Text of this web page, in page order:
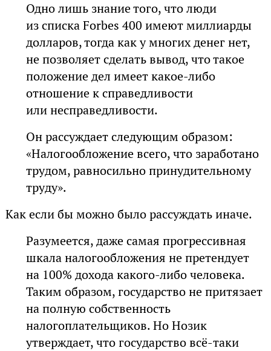
Одно лишь знание того, что люди
из списка Forbes 400 имеют миллиарды
долларов, тогда как у многих денег нет,
не позволяет сделать вывод, что такое
положение дел имеет какое-либо
отношение к справедливости
или несправедливости.
Он рассуждает следующим образом:
«Налогообложение всего, что заработано
трудом, равносильно принудительному
труду».
Как если бы можно было рассуждать иначе.
Разумеется, даже самая прогрессивная
шкала налогообложения не претендует
на 100% дохода какого-либо человека.
Таким образом, государство не притязает
на полную собственность
налогоплательщиков. Но Нозик
утверждает, что государство всё-таки